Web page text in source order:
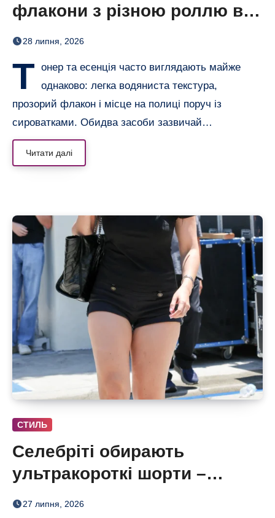
флакони з різною роллю в
догляді
28 липня, 2026
Т онер та есенція часто виглядають майже
однаково: легка водяниста текстура,
прозорий флакон і місце на полиці поруч із
сироватками. Обидва засоби зазвичай…
Читати далі
СТИЛЬ
Селебріті обирають
ультракороткі шорти –
бермуди отримали зухвалу
27 липня, 2026